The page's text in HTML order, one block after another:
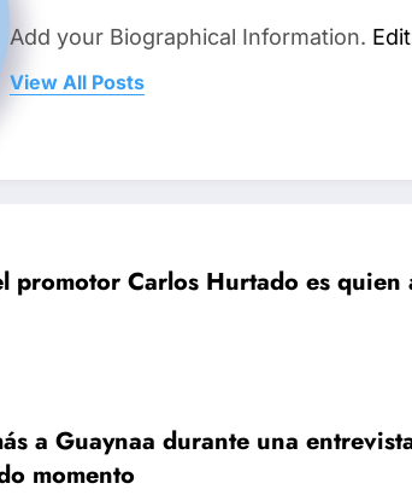
Add your Biographical Information.
View All Posts
promotor Carlos Hurtado es quien
a Guaynaa durante una
momento